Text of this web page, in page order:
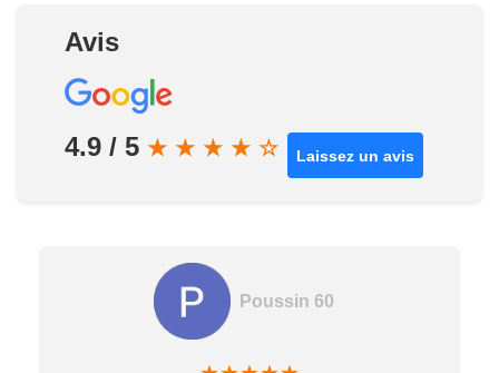
Avis
4.9 / 5 ★ ★ ★ ★ ☆ Laissez un avis
Poussin 60